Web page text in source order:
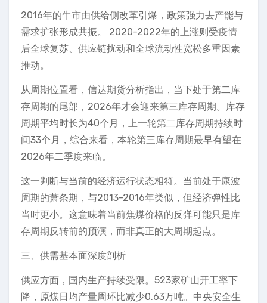
2016年的牛市由供给侧改革引爆，政策强力去产能与
需求扩张形成共振。 2020-2022年的上涨则受疫情
后全球复苏、供应链扰动和全球流动性宽松多重因素
推动。
从周期位置看，信达期货分析指出，当下处于第二库
存周期的尾部，2026年才会迎来第三库存周期。库存
周期平均时长为40个月，上一轮第二库存周期持续时
间33个月，综合来看，本轮第三库存周期最早有望在
2026年二季度来临。
这一判断与当前的经济运行状态相符。当前处于康波
周期的萧条期，与2013-2016年类似，但经济弹性比
当时更小。这意味着当前焦煤价格的反弹可能只是库
存周期反转前的预演，而非真正的大周期起点。
三、供需基本面深度剖析
供应方面，国内生产持续受限。523家矿山开工率下
降，原煤日均产量周环比减少0.63万吨。中央安全生